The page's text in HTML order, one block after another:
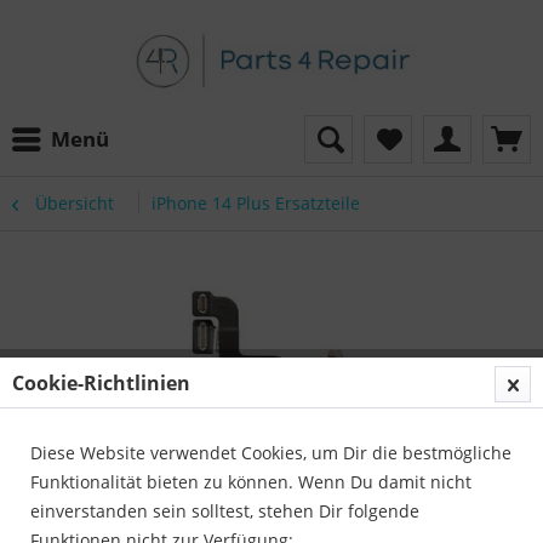
Menü
Übersicht iPhone 14 Plus Ersatzteile
Cookie-Richtlinien
Diese Website verwendet Cookies, um Dir die bestmögliche
Funktionalität bieten zu können. Wenn Du damit nicht
einverstanden sein solltest, stehen Dir folgende